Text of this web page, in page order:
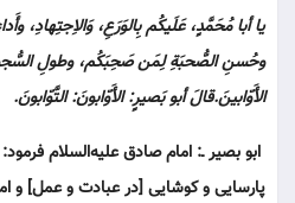
يا أبا مُحَمَّدٍ، عَلَيكُم بِالوَرَعِ، وَالاِجتِهادِ،
وحُسنِ الصُّحبَةِ لِمَن صَحِبَكُم، وطولِ
الأَوّابينَ.قالَ أبو بَصيرٍ: الأَوّابونَ: التَّوّابونَ.
ابو بصير ـ: امام صادق عليه‌السلام
پارسايى و كوشايى [در عبادت و عمل] و